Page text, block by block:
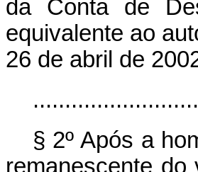
da Conta de
equivalente ao
26 de abril de
§ 2º Após a
remanescente